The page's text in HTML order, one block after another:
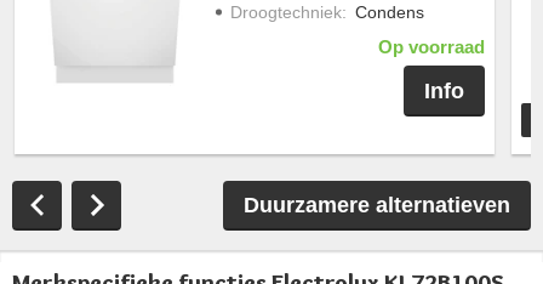
Droogtechniek: Condens
Op voorraad
Info
Duurzamere alternatieven